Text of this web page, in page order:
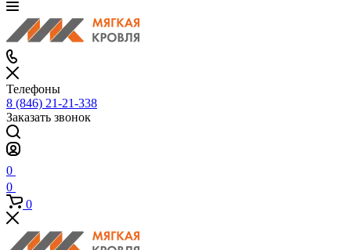
Телефоны
8 (846) 21-21-338
Заказать звонок
0
0
0